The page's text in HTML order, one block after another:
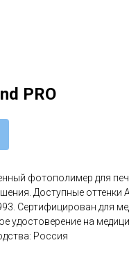
PRO
фотополимер для
Доступные оттенки
Cертифицирован для
удостоверение на
Россия